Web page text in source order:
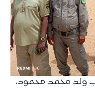
ولد محمد محمود،